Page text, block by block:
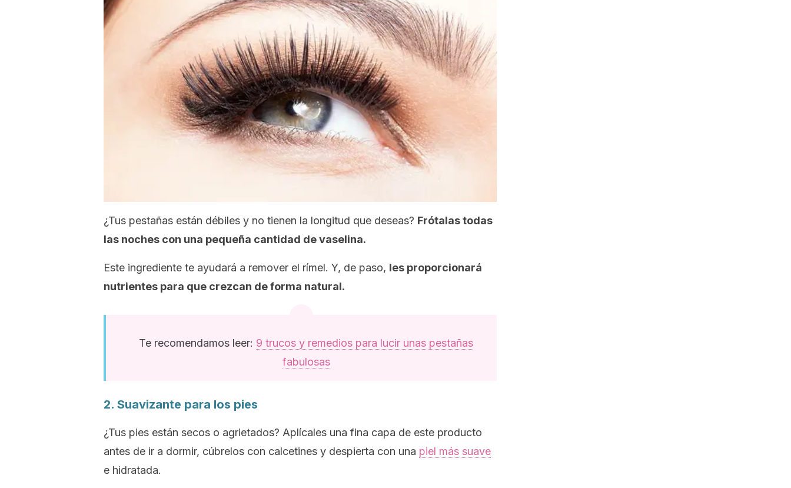
¿Tus pestañas están débiles y no tienen la longitud que deseas? Frótalas todas
las noches con una pequeña cantidad de vaselina.
Este ingrediente te ayudará a remover el rímel. Y, de paso, les proporcionará
nutrientes para que crezcan de forma natural.
Te recomendamos leer: 9 trucos y remedios para lucir unas pestañas
fabulosas
2. Suavizante para los pies
¿Tus pies están secos o agrietados? Aplícales una fina capa de este producto
antes de ir a dormir, cúbrelos con calcetines y despierta con una piel más suave
e hidratada.